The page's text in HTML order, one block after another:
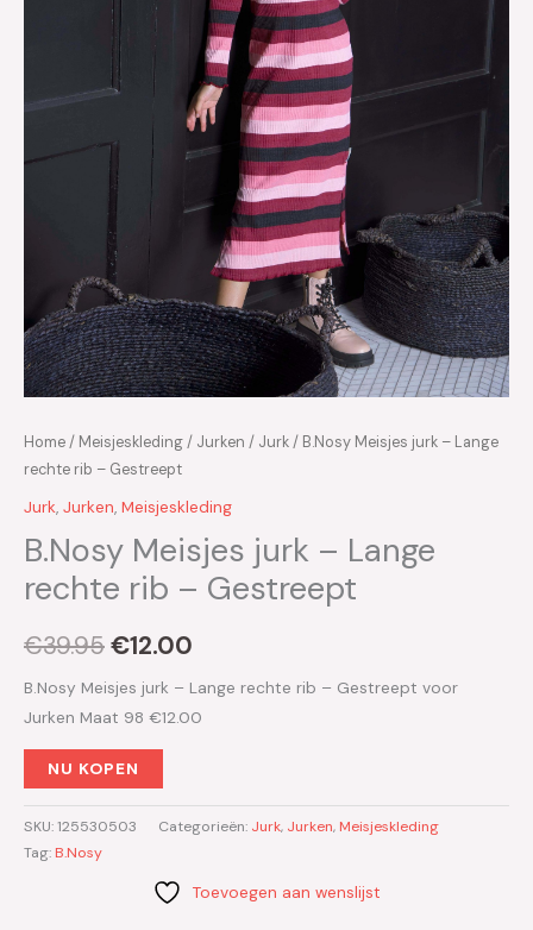
Home/ Meisjeskleding/ Jurken / Jurk/ B.Nosy Meisjes jurk – Lange
rechte rib – Gestreept
Jurk, Jurken, Meisjeskleding
B.Nosy Meisjes jurk – Lange
rechte rib – Gestreept
€39.95€12.00
B.Nosy Meisjes jurk – Lange rechte rib – Gestreept voor
Jurken Maat 98 €12.00
NU KOPEN
SKU:125530503 Categorieën: Jurk, Jurken, Meisjeskleding
Tag: B.Nosy
Toevoegen aan wenslijst